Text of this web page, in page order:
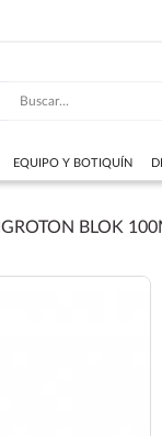
EQUIPO Y BOTIQUÍN
BLOK